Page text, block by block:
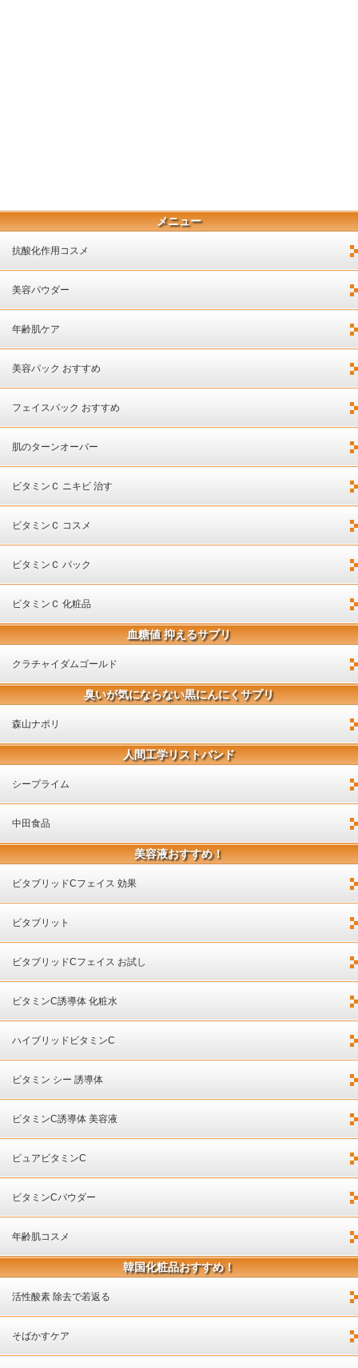
メニュー
抗酸化作用コスメ
美容パウダー
年齢肌ケア
美容パック おすすめ
フェイスパック おすすめ
肌のターンオーバー
ビタミンＣ ニキビ 治す
ビタミンＣ コスメ
ビタミンＣ パック
ビタミンＣ 化粧品
血糖値 抑えるサプリ
クラチャイダムゴールド
臭いが気にならない黒にんにくサプリ
森山ナポリ
人間工学リストバンド
シープライム
中田食品
美容液おすすめ！
ビタブリッドCフェイス 効果
ビタブリット
ビタブリッドCフェイス お試し
ビタミンC誘導体 化粧水
ハイブリッドビタミンC
ビタミン シー 誘導体
ビタミンC誘導体 美容液
ピュアビタミンC
ビタミンCパウダー
年齢肌コスメ
韓国化粧品おすすめ！
活性酸素 除去で若返る
そばかすケア